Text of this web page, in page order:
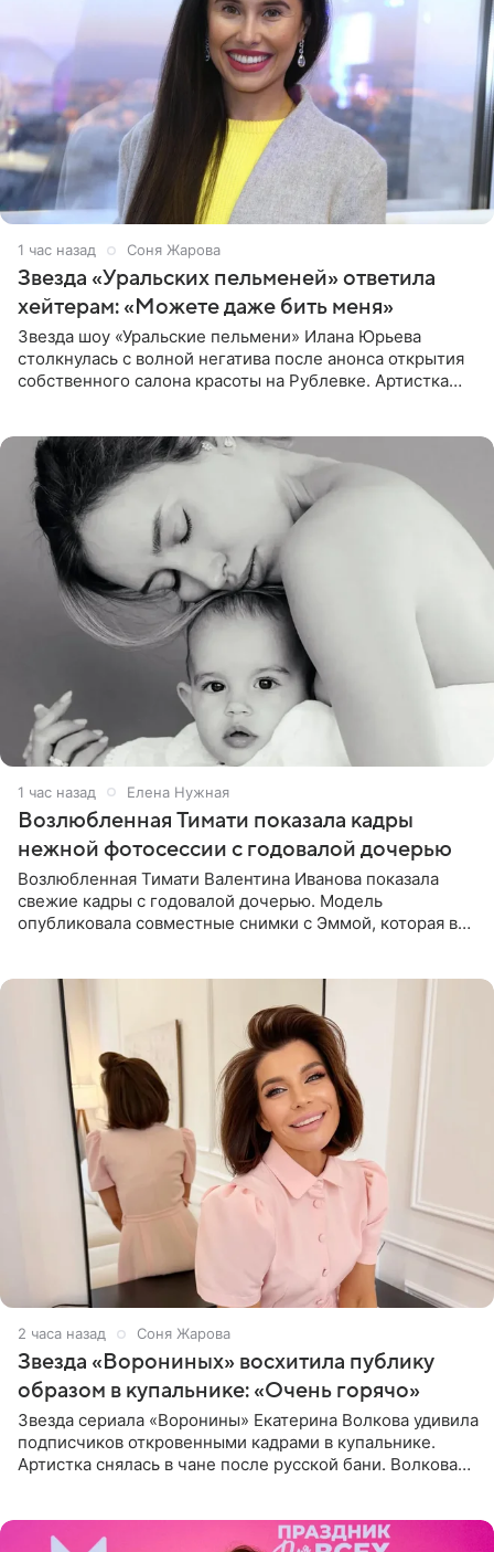
1 час назад Соня Жарова
Звезда «Уральских пельменей» ответила
хейтерам: «Можете даже бить меня»
Звезда шоу «Уральские пельмени» Илана Юрьева
столкнулась с волной негатива после анонса открытия
собственного салона красоты на Рублевке. Артистка
1 час назад Елена Нужная
Возлюбленная Тимати показала кадры
нежной фотосессии с годовалой дочерью
Возлюбленная Тимати Валентина Иванова показала
свежие кадры с годовалой дочерью. Модель
опубликовала совместные снимки с Эммой, которая в
2 часа назад Соня Жарова
Звезда «Ворониных» восхитила публику
образом в купальнике: «Очень горячо»
Звезда сериала «Воронины» Екатерина Волкова удивила
подписчиков откровенными кадрами в купальнике.
Артистка снялась в чане после русской бани. Волкова